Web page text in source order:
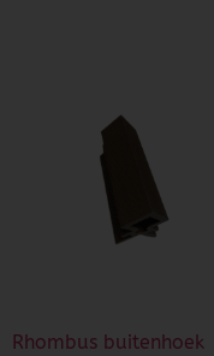
Rhombus buitenhoek